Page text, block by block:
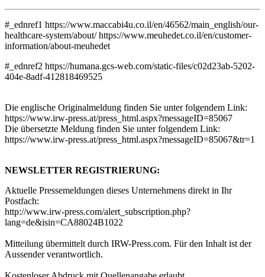
#_ednref1 https://www.maccabi4u.co.il/en/46562/main_english/our-
healthcare-system/about/ https://www.meuhedet.co.il/en/customer-
information/about-meuhedet
#_ednref2 https://humana.gcs-web.com/static-files/c02d23ab-5202-
404e-8adf-412818469525
Die englische Originalmeldung finden Sie unter folgendem Link:
https://www.irw-press.at/press_html.aspx?messageID=85067
Die übersetzte Meldung finden Sie unter folgendem Link:
https://www.irw-press.at/press_html.aspx?messageID=85067&tr=1
NEWSLETTER REGISTRIERUNG:
Aktuelle Pressemeldungen dieses Unternehmens direkt in Ihr
Postfach:
http://www.irw-press.com/alert_subscription.php?
lang=de&isin=CA88024B1022
Mitteilung übermittelt durch IRW-Press.com. Für den Inhalt ist der
Aussender verantwortlich.